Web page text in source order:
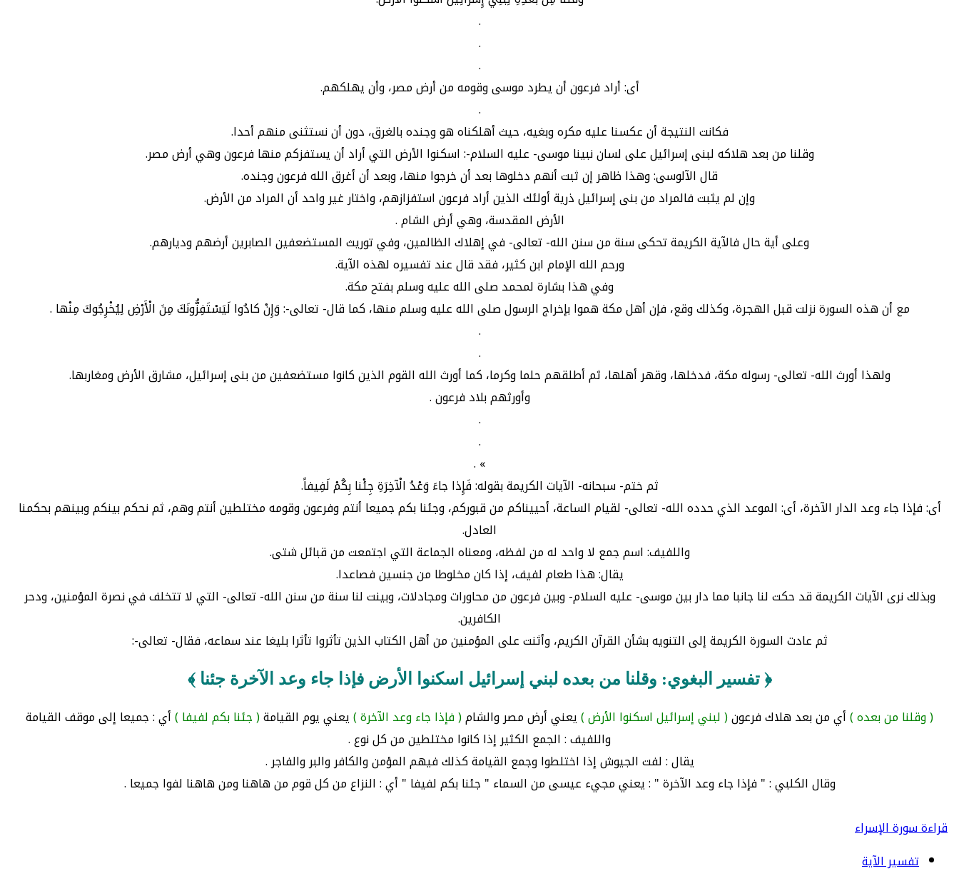
.
.
.
أى: أراد فرعون أن يطرد موسى وقومه من أرض مصر، وأن يهلكهم.
.
فكانت النتيجة أن عكسنا عليه مكره وبغيه، حيث أهلكناه هو وجنده بالغرق، دون أن نستثنى منهم أحدا.
وقلنا من بعد هلاكه لبنى إسرائيل على لسان نبينا موسى- عليه السلام-: اسكنوا الأرض التي أراد أن يستفزكم منها فرعون وهي أرض مصر.
قال الآلوسى: وهذا ظاهر إن ثبت أنهم دخلوها بعد أن خرجوا منها، وبعد أن أغرق الله فرعون وجنده.
وإن لم يثبت فالمراد من بنى إسرائيل ذرية أولئك الذين أراد فرعون استفزازهم، واختار غير واحد أن المراد من الأرض.
الأرض المقدسة، وهي أرض الشام .
وعلى أية حال فالآية الكريمة تحكى سنة من سنن الله- تعالى- في إهلاك الظالمين، وفي توريث المستضعفين الصابرين أرضهم وديارهم.
ورحم الله الإمام ابن كثير، فقد قال عند تفسيره لهذه الآية.
وفي هذا بشارة لمحمد صلى الله عليه وسلم بفتح مكة.
مع أن هذه السورة نزلت قبل الهجرة، وكذلك وقع، فإن أهل مكة هموا بإخراج الرسول صلى الله عليه وسلم منها، كما قال- تعالى-: وَإِنْ كادُوا لَيَسْتَفِزُّونَكَ مِنَ الْأَرْضِ لِيُخْرِجُوكَ مِنْها .
.
.
ولهذا أورث الله- تعالى- رسوله مكة، فدخلها، وقهر أهلها، ثم أطلقهم حلما وكرما، كما أورث الله القوم الذين كانوا مستضعفين من بنى إسرائيل، مشارق الأرض ومغاربها.
وأورثهم بلاد فرعون .
.
.
» .
ثم ختم- سبحانه- الآيات الكريمة بقوله: فَإِذا جاءَ وَعْدُ الْآخِرَةِ جِئْنا بِكُمْ لَفِيفاً.
أى: فإذا جاء وعد الدار الآخرة، أى: الموعد الذي حدده الله- تعالى- لقيام الساعة، أحييناكم من قبوركم، وجئنا بكم جميعا أنتم وفرعون وقومه مختلطين أنتم وهم، ثم نحكم بينكم وبينهم بحكمنا
العادل.
واللفيف: اسم جمع لا واحد له من لفظه، ومعناه الجماعة التي اجتمعت من قبائل شتى.
يقال: هذا طعام لفيف، إذا كان مخلوطا من جنسين فصاعدا.
وبذلك نرى الآيات الكريمة قد حكت لنا جانبا مما دار بين موسى- عليه السلام- وبين فرعون من محاورات ومجادلات، وبينت لنا سنة من سنن الله- تعالى- التي لا تتخلف في نصرة المؤمنين، ودحر
الكافرين.
ثم عادت السورة الكريمة إلى التنويه بشأن القرآن الكريم، وأثنت على المؤمنين من أهل الكتاب الذين تأثروا تأثرا بليغا عند سماعه، فقال- تعالى-:
﴿ تفسير البغوي: وقلنا من بعده لبني إسرائيل اسكنوا الأرض فإذا جاء وعد الآخرة جئنا ﴾
( وقلنا من بعده )أي من بعد هلاك فرعون( لبني إسرائيل اسكنوا الأرض )يعني أرض مصر والشام( فإذا جاء وعد الآخرة )يعني يوم القيامة( جئنا بكم لفيفا )أي : جميعا إلى موقف القيامة
واللفيف : الجمع الكثير إذا كانوا مختلطين من كل نوع .
يقال : لفت الجيوش إذا اختلطوا وجمع القيامة كذلك فيهم المؤمن والكافر والبر والفاجر .
وقال الكلبي : " فإذا جاء وعد الآخرة " : يعني مجيء عيسى من السماء " جئنا بكم لفيفا " أي : النزاع من كل قوم من هاهنا ومن هاهنا لفوا جميعا .
قراءة سورة الإسراء
تفسير الآية